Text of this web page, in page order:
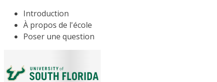
Introduction
À propos de l'école
Poser une question